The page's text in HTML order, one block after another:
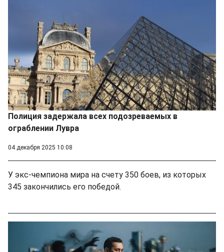
Полиция задержала всех подозреваемых в
ограблении Лувра
04 декабря 2025 10:08
У экс-чемпиона мира на счету 350 боев, из которых
345 закончились его победой.